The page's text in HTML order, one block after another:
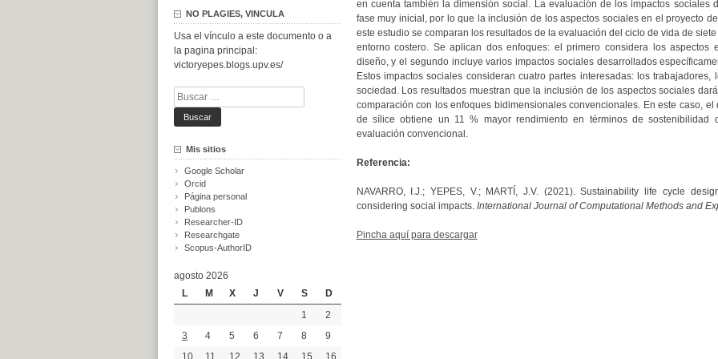
en cuenta también la dimensión social. La evaluación de los impactos sociales
fase muy inicial, por lo que la inclusión de los aspectos sociales en el proyecto
este estudio se comparan los resultados de la evaluación del ciclo de vida de
entorno costero. Se aplican dos enfoques: el primero considera los aspectos
diseño, y el segundo incluye varios impactos sociales desarrollados
Estos impactos sociales consideran cuatro partes interesadas: los
sociedad. Los resultados muestran que la inclusión de los aspectos sociales
comparación con los enfoques bidimensionales convencionales. En este caso,
de sílice obtiene un 11 % mayor rendimiento en términos de sostenibilidad
evaluación convencional.
Referencia:
NAVARRO, I.J.; YEPES, V.; MARTÍ, J.V. (2021). Sustainability life cycle
considering social impacts. International Journal of Computational Methods and
Pincha aquí para descargar
NO PLAGIES, VINCULA
Usa el vínculo a este documento o a
la pagina principal:
victoryepes.blogs.upv.es/
Buscar:
Mis sitios
Google Scholar
Orcid
Página personal
Publons
Researcher-ID
Researchgate
Scopus-AuthorID
agosto 2026
L
M X J V S
D
1
2
3
4 5 6 7 8
9
10
11 12 13 14 15 16